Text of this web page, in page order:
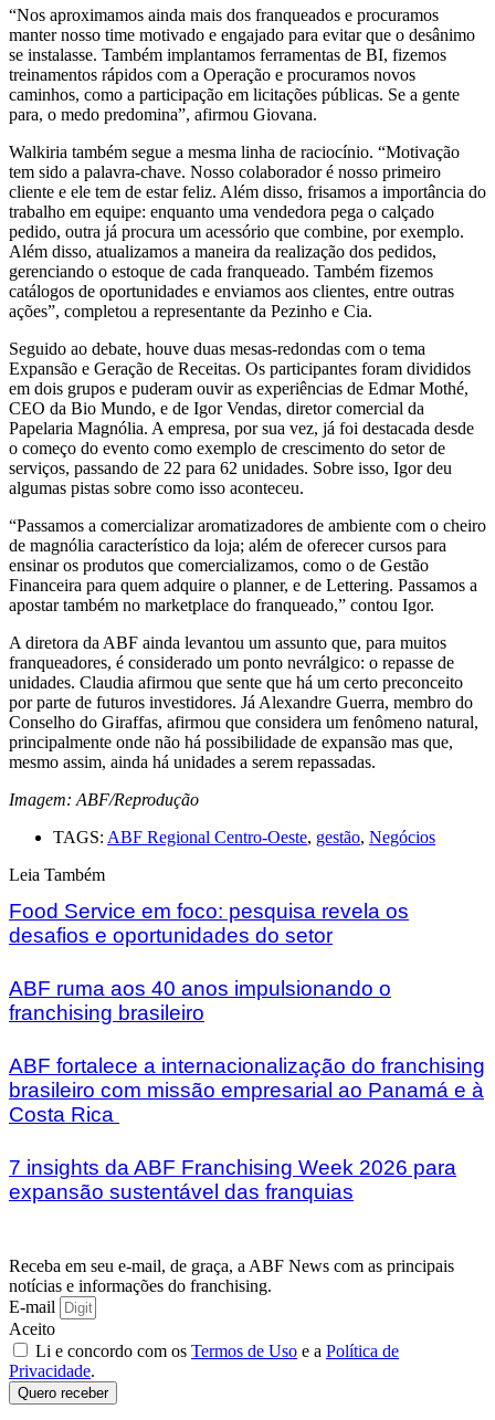
“Nos aproximamos ainda mais dos franqueados e procuramos
manter nosso time motivado e engajado para evitar que o desânimo
se instalasse. Também implantamos ferramentas de BI, fizemos
treinamentos rápidos com a Operação e procuramos novos
caminhos, como a participação em licitações públicas. Se a gente
para, o medo predomina”, afirmou Giovana.
Walkiria também segue a mesma linha de raciocínio. “Motivação
tem sido a palavra-chave. Nosso colaborador é nosso primeiro
cliente e ele tem de estar feliz. Além disso, frisamos a importância do
trabalho em equipe: enquanto uma vendedora pega o calçado
pedido, outra já procura um acessório que combine, por exemplo.
Além disso, atualizamos a maneira da realização dos pedidos,
gerenciando o estoque de cada franqueado. Também fizemos
catálogos de oportunidades e enviamos aos clientes, entre outras
ações”, completou a representante da Pezinho e Cia.
Seguido ao debate, houve duas mesas-redondas com o tema
Expansão e Geração de Receitas. Os participantes foram divididos
em dois grupos e puderam ouvir as experiências de Edmar Mothé,
CEO da Bio Mundo, e de Igor Vendas, diretor comercial da
Papelaria Magnólia. A empresa, por sua vez, já foi destacada desde
o começo do evento como exemplo de crescimento do setor de
serviços, passando de 22 para 62 unidades. Sobre isso, Igor deu
algumas pistas sobre como isso aconteceu.
“Passamos a comercializar aromatizadores de ambiente com o cheiro
de magnólia característico da loja; além de oferecer cursos para
ensinar os produtos que comercializamos, como o de Gestão
Financeira para quem adquire o planner, e de Lettering. Passamos a
apostar também no marketplace do franqueado,” contou Igor.
A diretora da ABF ainda levantou um assunto que, para muitos
franqueadores, é considerado um ponto nevrálgico: o repasse de
unidades. Claudia afirmou que sente que há um certo preconceito
por parte de futuros investidores. Já Alexandre Guerra, membro do
Conselho do Giraffas, afirmou que considera um fenômeno natural,
principalmente onde não há possibilidade de expansão mas que,
mesmo assim, ainda há unidades a serem repassadas.
Imagem: ABF/Reprodução
TAGS: ABF Regional Centro-Oeste, gestão, Negócios
Leia Também
Food Service em foco: pesquisa revela os
desafios e oportunidades do setor
ABF ruma aos 40 anos impulsionando o
franchising brasileiro
ABF fortalece a internacionalização do franchising
brasileiro com missão empresarial ao Panamá e à
Costa Rica
7 insights da ABF Franchising Week 2026 para
expansão sustentável das franquias
Receba em seu e-mail, de graça, a ABF News com as principais
notícias e informações do franchising.
E-mail
Aceito
Li e concordo com os Termos de Uso e a Política de
Privacidade.
Quero receber